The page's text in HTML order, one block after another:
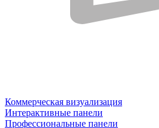
Коммерческая визуализация
Интерактивные панели
Профессиональные панели